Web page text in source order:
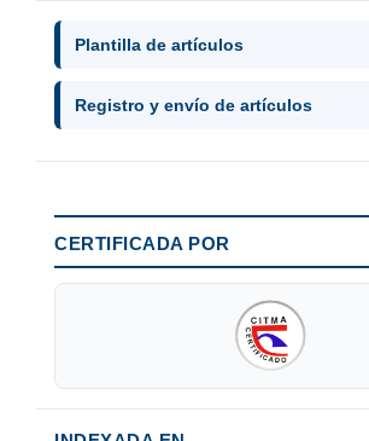
Plantilla de artículos
Registro y envío de artículos
CERTIFICADA POR